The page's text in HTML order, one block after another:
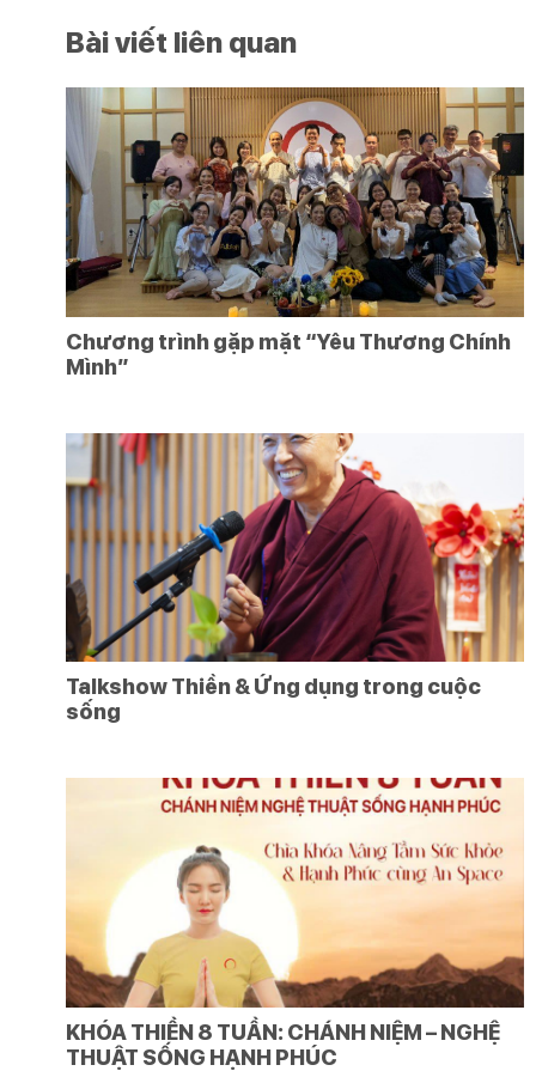
Bài viết liên quan
Chương trình gặp mặt “Yêu Thương Chính
Mình”
Talkshow Thiền & Ứng dụng trong cuộc
sống
KHÓA THIỀN 8 TUẦN: CHÁNH NIỆM – NGHỆ
THUẬT SỐNG HẠNH PHÚC